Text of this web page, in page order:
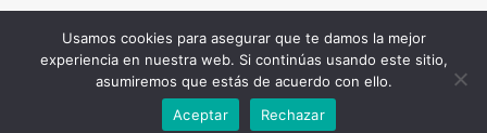
Haicku . Derechos reservados.
Usamos cookies para asegurar que te damos la mejor
experiencia en nuestra web. Si continúas usando este sitio,
asumiremos que estás de acuerdo con ello.
Aceptar
Rechazar